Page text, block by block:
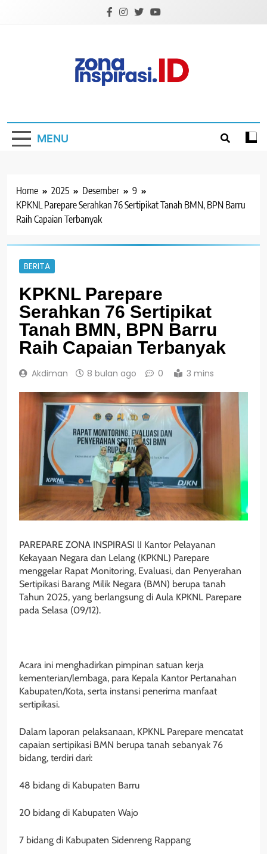
MENU
Home 2025 Desember
9
KPKNL Parepare Serahkan 76 Sertipikat Tanah BMN, BPN Barru
Raih Capaian Terbanyak
BERITA
KPKNL Parepare
Serahkan 76 Sertipikat
Tanah BMN, BPN Barru
Raih Capaian Terbanyak
Akdiman 8 bulan ago 0 3 mins
PAREPARE ZONA INSPIRASI lI Kantor Pelayanan
Kekayaan Negara dan Lelang (KPKNL) Parepare
menggelar Rapat Monitoring, Evaluasi, dan Penyerahan
Sertipikasi Barang Milik Negara (BMN) berupa tanah
Tahun 2025, yang berlangsung di Aula KPKNL Parepare
pada Selasa (09/12).
Acara ini menghadirkan pimpinan satuan kerja
kementerian/lembaga, para Kepala Kantor Pertanahan
Kabupaten/Kota, serta instansi penerima manfaat
sertipikasi.
Dalam laporan pelaksanaan, KPKNL Parepare mencatat
capaian sertipikasi BMN berupa tanah sebanyak 76
bidang, terdiri dari:
48 bidang di Kabupaten Barru
20 bidang di Kabupaten Wajo
7 bidang di Kabupaten Sidenreng Rappang